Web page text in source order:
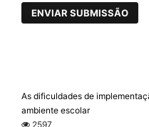
ENVIAR SUBMISSÃO
As dificuldades de
ambiente escolar
2597